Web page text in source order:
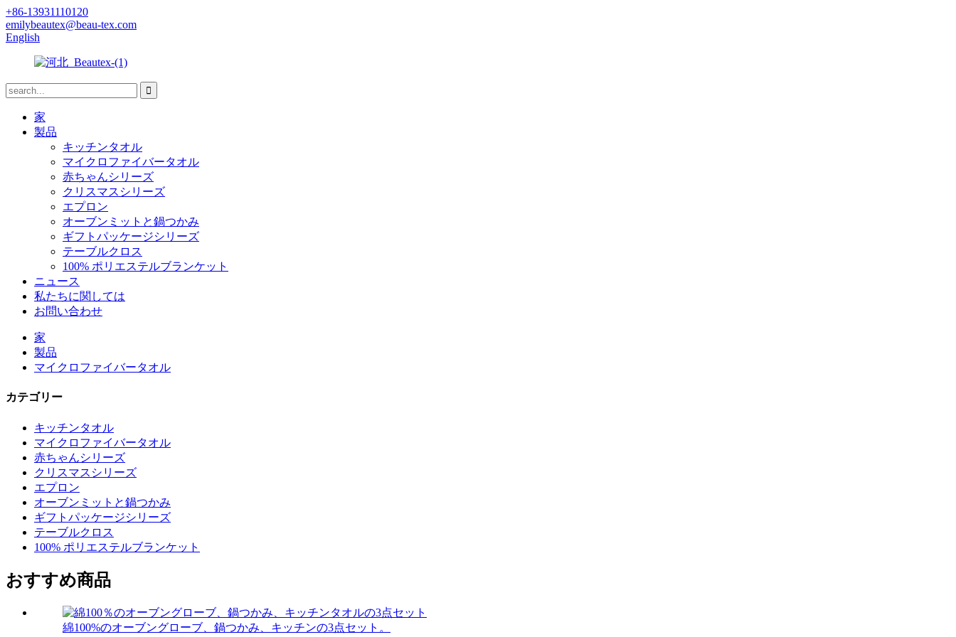
+86-13931110120
emilybeautex@beau-tex.com
English
家
製品
キッチンタオル
マイクロファイバータオル
赤ちゃんシリーズ
クリスマスシリーズ
エプロン
オーブンミットと鍋つかみ
ギフトパッケージシリーズ
テーブルクロス
100% ポリエステルブランケット
ニュース
私たちに関しては
お問い合わせ
家
製品
マイクロファイバータオル
カテゴリー
キッチンタオル
マイクロファイバータオル
赤ちゃんシリーズ
クリスマスシリーズ
エプロン
オーブンミットと鍋つかみ
ギフトパッケージシリーズ
テーブルクロス
100% ポリエステルブランケット
おすすめ商品
綿100%のオーブングローブ、鍋つかみ、キッチンの3点セット。